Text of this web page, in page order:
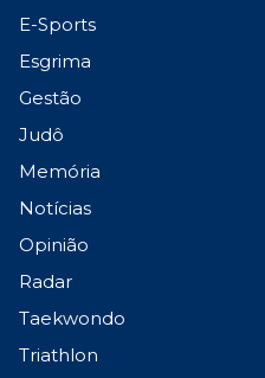
E-Sports
Esgrima
Gestão
Judô
Memória
Notícias
Opinião
Radar
Taekwondo
Triathlon